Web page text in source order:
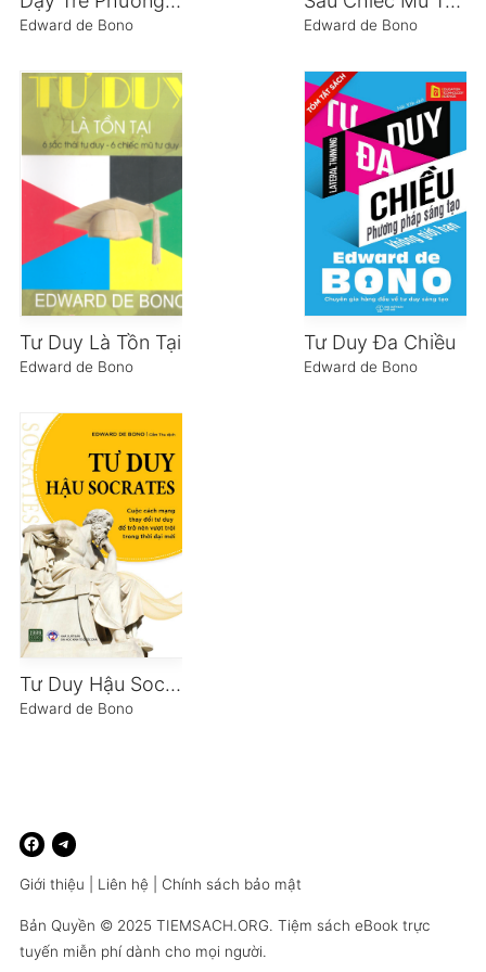
Edward de Bono Edward de Bono
Tư Duy Là Tồn Tại
Edward de Bono
Tư Duy Đa Chiều
Edward de Bono
Tư Duy Hậu Socorates
Edward de Bono
Giới thiệu Liên hệ Chính sách bảo mật
Bản Quyền © 2025 TIEMSACH.ORG. Tiệm sách eBook trực
tuyến miễn phí dành cho mọi người.